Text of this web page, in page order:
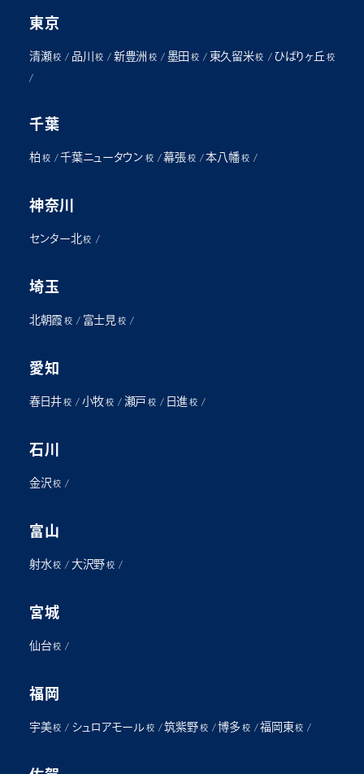
東京
清瀬 校 / 品川 校 / 新豊洲 校/ 墨田 校/ 東久留米 校 / ひばりヶ丘 校
/
千葉
柏 校/千葉ニュータウン 校/幕張 校/本八幡 校/
神奈川
センター北 校 /
埼玉
北朝霞 校/ 富士見 校/
愛知
春日井 校/ 小牧 校/ 瀬戸 校/ 日進 校/
石川
金沢 校 /
富山
射水 校 / 大沢野 校/
宮城
仙台 校 /
福岡
宇美 校 / シュロアモール 校/筑紫野 校/博多 校/福岡東 校 /